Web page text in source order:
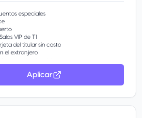
especiales
VIP de T1
del titular sin costo
el extranjero
para el viajero Visa
Aplicar